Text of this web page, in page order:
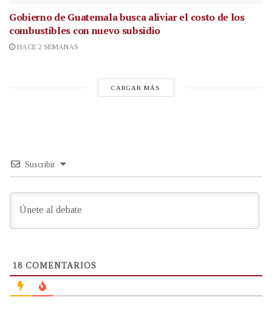
Gobierno de Guatemala busca aliviar el costo de los
combustibles con nuevo subsidio
HACE 2 SEMANAS
CARGAR MÁS
Suscribir
18 COMENTARIOS